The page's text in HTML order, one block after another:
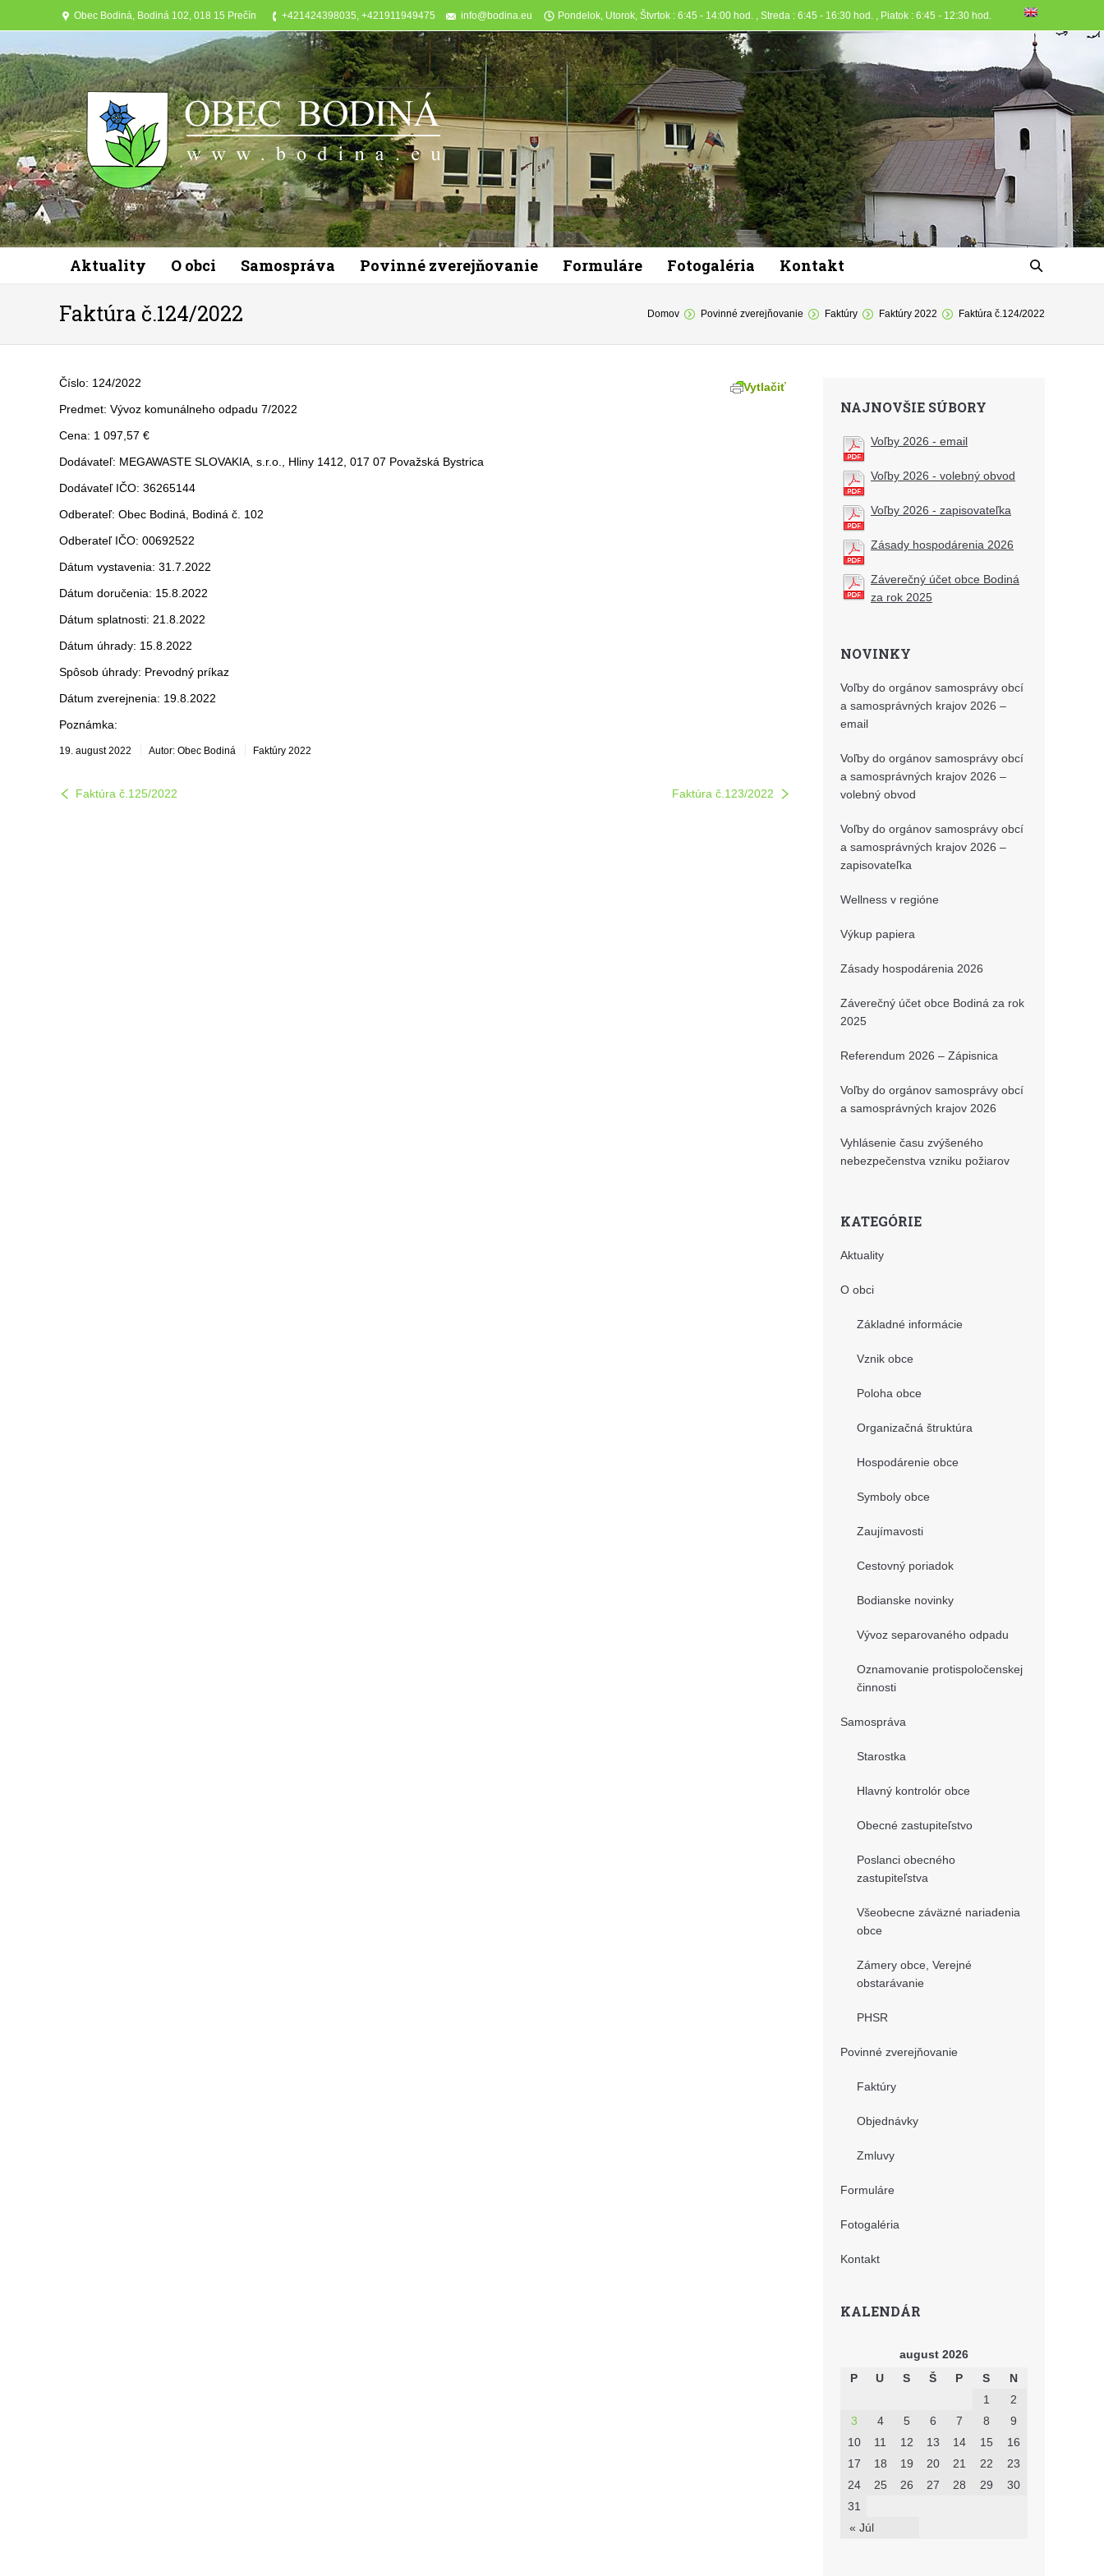
Obec Bodiná, Bodiná 102, 018 15 Prečín +421424398035, +421911949475 info@bodina.eu Pondelok, Utorok, Štvrtok : 6:45 - 14:00 hod. , Streda : 6:45 - 16:30 hod. , Piatok : 6:45 - 12:30 hod.
Aktuality O obci Samospráva Povinné zverejňovanie Formuláre Fotogaléria Kontakt
Faktúra č.124/2022 Domov Povinné zverejňovanie Faktúry Faktúry 2022 Faktúra č.124/2022
Vytlačiť
Číslo: 124/2022
Predmet: Vývoz komunálneho odpadu 7/2022
Cena: 1 097,57 €
Dodávateľ: MEGAWASTE SLOVAKIA, s.r.o., Hliny 1412, 017 07 Považská Bystrica
Dodávateľ IČO: 36265144
Odberateľ: Obec Bodiná, Bodiná č. 102
Odberateľ IČO: 00692522
Dátum vystavenia: 31.7.2022
Dátum doručenia: 15.8.2022
Dátum splatnosti: 21.8.2022
Dátum úhrady: 15.8.2022
Spôsob úhrady: Prevodný príkaz
Dátum zverejnenia: 19.8.2022
Poznámka:
19. august 2022 Autor: Obec Bodiná Faktúry 2022
Faktúra č.125/2022 Faktúra č.123/2022
NAJNOVŠIE SÚBORY
Voľby 2026 - email
Voľby 2026 - volebný obvod
Voľby 2026 - zapisovateľka
Zásady hospodárenia 2026
Záverečný účet obce Bodiná
za rok 2025
NOVINKY
Voľby do orgánov samosprávy obcí
a samosprávných krajov 2026 –
email
Voľby do orgánov samosprávy obcí
a samosprávných krajov 2026 –
volebný obvod
Voľby do orgánov samosprávy obcí
a samosprávných krajov 2026 –
zapisovateľka
Wellness v regióne
Výkup papiera
Zásady hospodárenia 2026
Záverečný účet obce Bodiná za rok
2025
Referendum 2026 – Zápisnica
Voľby do orgánov samosprávy obcí
a samosprávných krajov 2026
Vyhlásenie času zvýšeného
nebezpečenstva vzniku požiarov
KATEGÓRIE
Aktuality
O obci
Základné informácie
Vznik obce
Poloha obce
Organizačná štruktúra
Hospodárenie obce
Symboly obce
Zaujímavosti
Cestovný poriadok
Bodianske novinky
Vývoz separovaného odpadu
Oznamovanie protispoločenskej
činnosti
Samospráva
Starostka
Hlavný kontrolór obce
Obecné zastupiteľstvo
Poslanci obecného
zastupiteľstva
Všeobecne záväzné nariadenia
obce
Zámery obce, Verejné
obstarávanie
PHSR
Povinné zverejňovanie
Faktúry
Objednávky
Zmluvy
Formuláre
Fotogaléria
Kontakt
KALENDÁR
august 2026
P
U S Š P S N
« Júl
1
2
3
4 5 6 7 8
9
10
11 12 13 14 15
16
17
18 19 20 21 22
23
24
25 26 27 28 29
30
31